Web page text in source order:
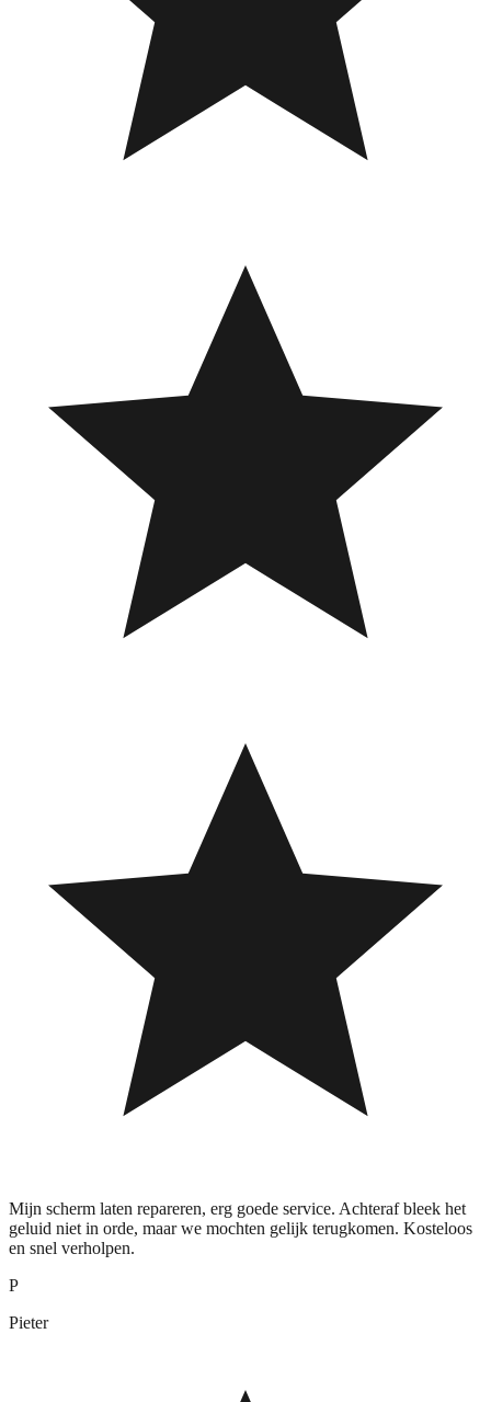
Mijn scherm laten repareren, erg goede service. Achteraf bleek het
geluid niet in orde, maar we mochten gelijk terugkomen. Kosteloos
en snel verholpen.
P
Pieter